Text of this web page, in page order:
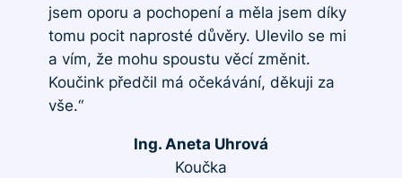
jsem oporu a pochopení a měla jsem díky
tomu pocit naprosté důvěry. Ulevilo se mi
a vím, že mohu spoustu věcí změnit.
Koučink předčil má očekávání, děkuji za
vše.“
Ing. Aneta Uhrová
Koučka